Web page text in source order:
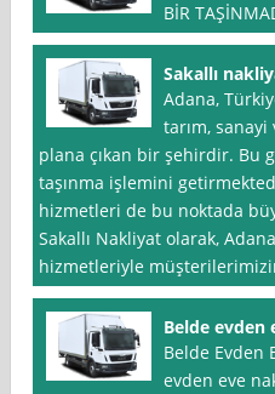
BİR
Sakallı
Adana,
tarım,
plana çıkan bir şehirdir. Bu
taşınma işlemini
hizmetleri de bu noktada
Sakallı Nakliyat olarak,
hizmetleriyle
Belde evden
Belde Evden
evden eve